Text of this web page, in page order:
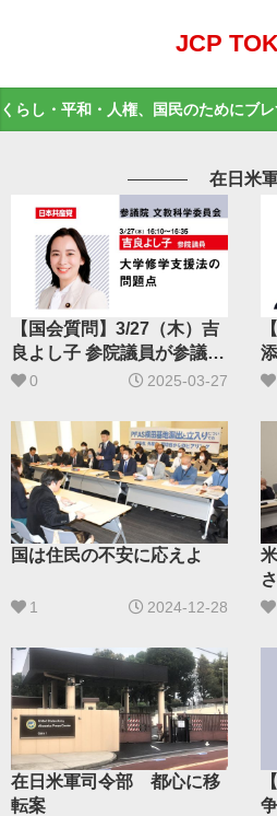
JCP
くらし・平和・人権、国民のためにブ
在日米
【国会質問】3/27（木）吉
良よし子 参院議員が参議
院・文教科学委員会で質問
0 2025-03-27
国は住民の不安に応えよ
1 2024-12-28
在日米軍司令部 都心に移
転案